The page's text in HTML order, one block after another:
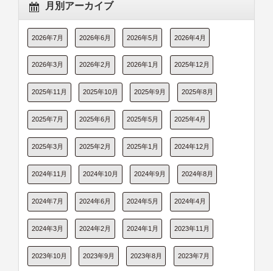
月別アーカイブ
2026年7月 2026年6月 2026年5月 2026年4月
2026年3月 2026年2月 2026年1月 2025年12月
2025年11月 2025年10月 2025年9月 2025年8月
2025年7月 2025年6月 2025年5月 2025年4月
2025年3月 2025年2月 2025年1月 2024年12月
2024年11月 2024年10月 2024年9月 2024年8月
2024年7月 2024年6月 2024年5月 2024年4月
2024年3月 2024年2月 2024年1月 2023年11月
2023年10月 2023年9月 2023年8月 2023年7月